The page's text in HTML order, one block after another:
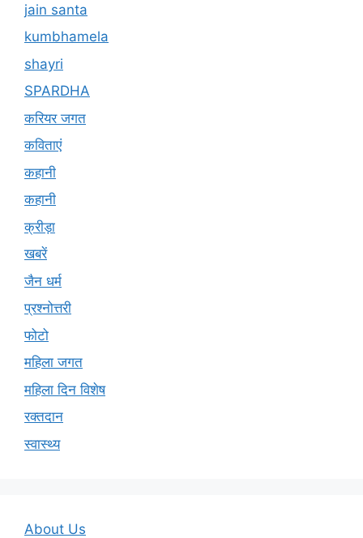
jain santa
kumbhamela
shayri
SPARDHA
करियर जगत
कविताएं
कहानी
कहानी
क्रीड़ा
खबरें
जैन धर्म
प्रश्नोत्तरी
फोटो
महिला जगत
महिला दिन विशेष
रक्तदान
स्वास्थ्य
About Us